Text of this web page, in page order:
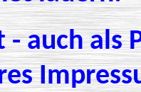
auch als